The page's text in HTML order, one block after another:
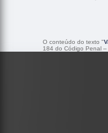
O conteúdo do texto "
184 do Código Penal –